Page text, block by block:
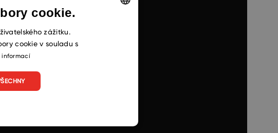
cookie.
zážitku.
cookie v souladu s
informací